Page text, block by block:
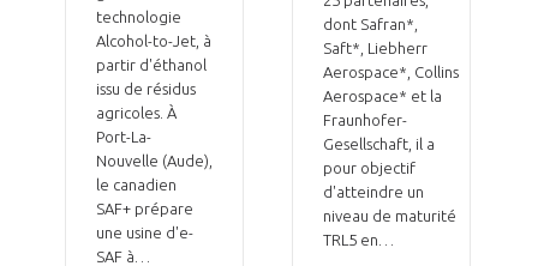
technologie
Alcohol-to-Jet, à
partir d'éthanol
issu de résidus
agricoles. À
Port-La-
Nouvelle (Aude),
le canadien
SAF+ prépare
une usine d'e-
SAF à…
dont Safran*,
Saft*, Liebherr
Aerospace*, Collins
Aerospace* et la
Fraunhofer-
Gesellschaft, il a
pour objectif
d'atteindre un
niveau de maturité
TRL5 en…